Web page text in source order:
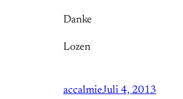
Danke
Lozen
accalmieJuli 4, 2013